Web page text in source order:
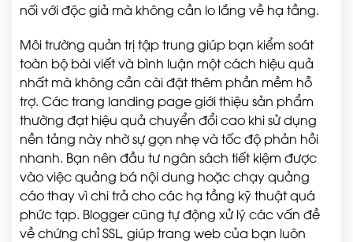
nối với độc giả mà không cần lo lắng về hạ tầng.
Môi trường quản trị tập trung giúp bạn kiểm soát
toàn bộ bài viết và bình luận một cách hiệu quả
nhất mà không cần cài đặt thêm phần mềm hỗ
trợ. Các trang landing page giới thiệu sản phẩm
thường đạt hiệu quả chuyển đổi cao khi sử dụng
nền tảng này nhờ sự gọn nhẹ và tốc độ phản hồi
nhanh. Bạn nên đầu tư ngân sách tiết kiệm được
vào việc quảng bá nội dung hoặc chạy quảng
cáo thay vì chi trả cho các hạ tầng kỹ thuật quá
phức tạp. Blogger cũng tự động xử lý các vấn đề
về chứng chỉ SSL, giúp trang web của bạn luôn